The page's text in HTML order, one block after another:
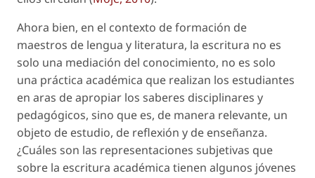
Ahora bien, en el contexto de formación de
maestros de lengua y literatura, la escritura no es
solo una mediación del conocimiento, no es solo
una práctica académica que realizan los estudiantes
en aras de apropiar los saberes disciplinares y
pedagógicos, sino que es, de manera relevante, un
objeto de estudio, de reflexión y de enseñanza.
¿Cuáles son las representaciones subjetivas que
sobre la escritura académica tienen algunos jóvenes